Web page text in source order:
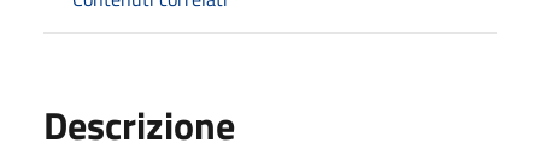
Descrizione